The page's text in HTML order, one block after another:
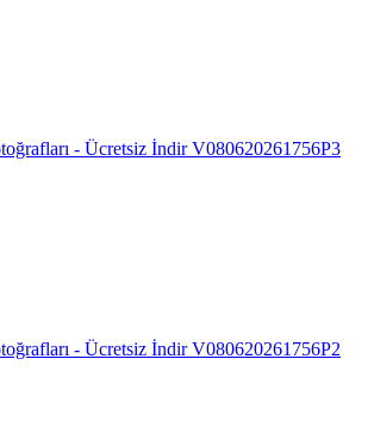
- Ücretsiz İndir V080620261756P3
- Ücretsiz İndir V080620261756P2